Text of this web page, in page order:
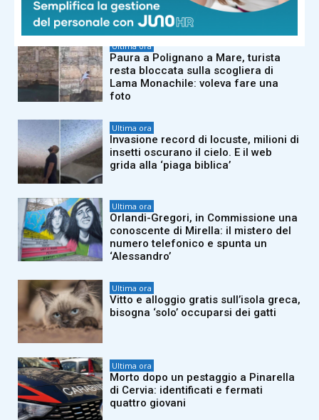
Ultima ora
Paura a Polignano a Mare, turista
resta bloccata sulla scogliera di
Lama Monachile: voleva fare una
foto
Ultima ora
Invasione record di locuste, milioni di
insetti oscurano il cielo. E il web
grida alla ‘piaga biblica’
Ultima ora
Orlandi-Gregori, in Commissione una
conoscente di Mirella: il mistero del
numero telefonico e spunta un
‘Alessandro’
Ultima ora
Vitto e alloggio gratis sull’isola greca,
bisogna ‘solo’ occuparsi dei gatti
Ultima ora
Morto dopo un pestaggio a Pinarella
di Cervia: identificati e fermati
quattro giovani